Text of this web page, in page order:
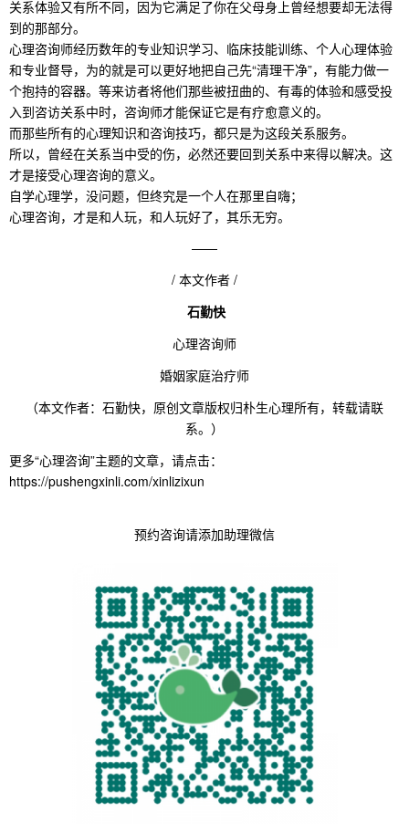
关系体验又有所不同，因为它满足了你在父母身上曾经想要却无法得
到的那部分。
心理咨询师经历数年的专业知识学习、临床技能训练、个人心理体验
和专业督导，为的就是可以更好地把自己先“清理干净”，有能力做一
个抱持的容器。等来访者将他们那些被扭曲的、有毒的体验和感受投
入到咨访关系中时，咨询师才能保证它是有疗愈意义的。
而那些所有的心理知识和咨询技巧，都只是为这段关系服务。
所以，曾经在关系当中受的伤，必然还要回到关系中来得以解决。这
才是接受心理咨询的意义。
自学心理学，没问题，但终究是一个人在那里自嗨；
心理咨询，才是和人玩，和人玩好了，其乐无穷。
——
/ 本文作者 /
石勤快
心理咨询师
婚姻家庭治疗师
（本文作者：石勤快，原创文章版权归朴生心理所有，转载请联
系。）
更多“心理咨询”主题的文章，请点击：
https://pushengxinli.com/xinlizixun
预约咨询请添加助理微信